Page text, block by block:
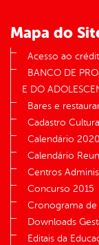
Mapa do
Acesso ao
BANCO DE
E DO
Bares e
Cadastro
Calendário
Calendário
Centros
Concurso 2015
Cronograma de
Downloads
Editais da